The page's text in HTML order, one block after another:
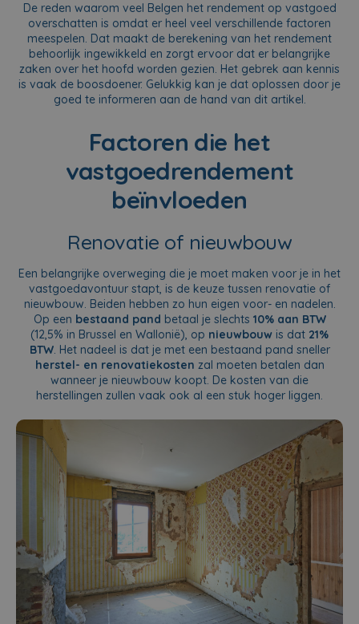
De reden waarom veel Belgen het rendement op vastgoed
overschatten is omdat er heel veel verschillende factoren
meespelen. Dat maakt de berekening van het rendement
behoorlijk ingewikkeld en zorgt ervoor dat er belangrijke
zaken over het hoofd worden gezien. Het gebrek aan kennis
is vaak de boosdoener. Gelukkig kan je dat oplossen door je
goed te informeren aan de hand van dit artikel.
Factoren die het
vastgoedrendement
beïnvloeden
Renovatie of nieuwbouw
Een belangrijke overweging die je moet maken voor je in het
vastgoedavontuur stapt, is de keuze tussen renovatie of
nieuwbouw. Beiden hebben zo hun eigen voor- en nadelen.
Op een bestaand pand betaal je slechts 10% aan BTW
(12,5% in Brussel en Wallonië), op nieuwbouw is dat 21%
BTW. Het nadeel is dat je met een bestaand pand sneller
herstel- en renovatiekosten zal moeten betalen dan
wanneer je nieuwbouw koopt. De kosten van die
herstellingen zullen vaak ook al een stuk hoger liggen.